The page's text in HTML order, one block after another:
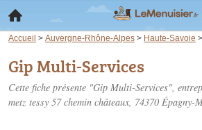
Accueil > Auvergne-Rhône-Alpes > Haute-Savoie >
Gip Multi-Services
Cette fiche présente "Gip Multi-Services",
metz tessy 57 chemin châteaux, 74370 Épagny-